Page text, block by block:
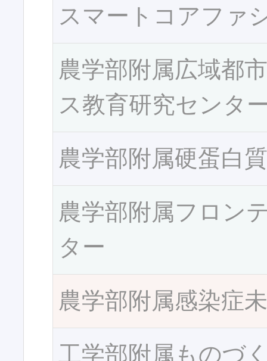
スマートコアファ
農学部附属広域都
ス教育研究センタ
農学部附属硬蛋白
農学部附属フロン
ター
農学部附属感染症
工学部附属ものづ